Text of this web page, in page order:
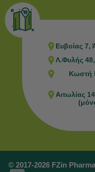
Ευβοίας 7,
Λ.Φυλής
Κωστή
Αιτωλίας
© 2017-2026 FZin